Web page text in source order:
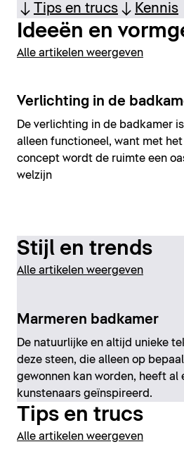
Tips en trucs
Kennis
Ideeën en
Alle artikelen weergeven
Verlichting in de
De verlichting in de badkamer
alleen functioneel, want met
concept wordt de ruimte een
welzijn
Stijl en trends
Alle artikelen weergeven
Marmeren badkamer
De natuurlijke en altijd unieke
deze steen, die alleen op
gewonnen kan worden, heeft al
kunstenaars geïnspireerd.
Tips en trucs
Alle artikelen weergeven